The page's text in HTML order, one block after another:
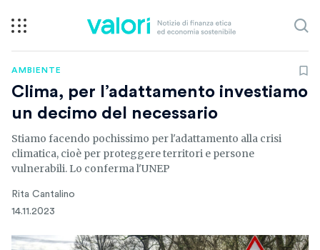
AMBIENTE
Clima, per l’adattamento investiamo
un decimo del necessario
Stiamo facendo pochissimo per l'adattamento alla crisi
climatica, cioè per proteggere territori e persone
vulnerabili. Lo conferma l'UNEP
Rita Cantalino
14.11.2023